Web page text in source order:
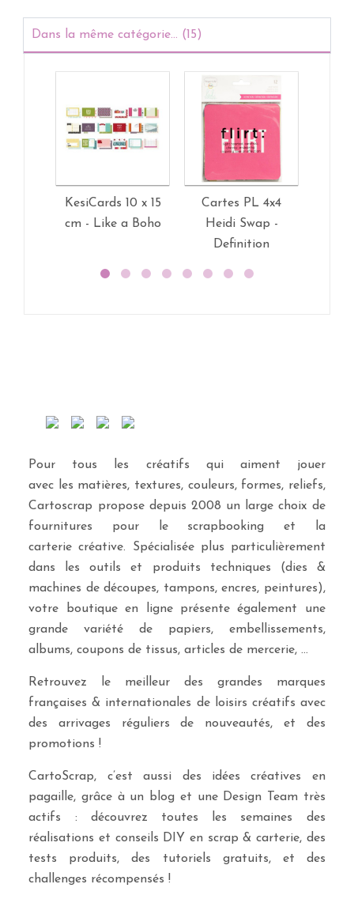
Dans la même catégorie... (15)
KesiCards 10 x 15
cm - Like a Boho
Cartes PL 4x4
Heidi Swap -
Definition
Pour tous les créatifs qui aiment jouer
avec les matières, textures, couleurs, formes, reliefs,
Cartoscrap propose depuis 2008 un large choix de
fournitures pour le scrapbooking et la
carterie créative. Spécialisée plus particulièrement
dans les outils et produits techniques (dies &
machines de découpes, tampons, encres, peintures),
votre boutique en ligne présente également une
grande variété de papiers, embellissements,
albums, coupons de tissus, articles de mercerie, …
Retrouvez le meilleur des grandes marques
françaises & internationales de loisirs créatifs avec
des arrivages réguliers de nouveautés, et des
promotions !
CartoScrap, c’est aussi des idées créatives en
pagaille, grâce à un blog et une Design Team très
actifs : découvrez toutes les semaines des
réalisations et conseils DIY en scrap & carterie, des
tests produits, des tutoriels gratuits, et des
challenges récompensés !